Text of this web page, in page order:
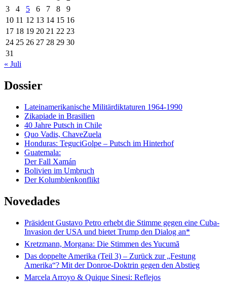
3
4 5 6 7 8
9
10 11 12 13 14 15 16
17 18 19 20 21 22 23
24 25 26 27 28 29 30
31
« Juli
Dossier
Lateinamerikanische Militärdiktaturen 1964-1990
Zikapiade in Brasilien
40 Jahre Putsch in Chile
Quo Vadis, ChaveZuela
Honduras: TeguciGolpe – Putsch im Hinterhof
Guatemala:
Der Fall Xamán
Bolivien im Umbruch
Der Kolumbienkonflikt
Novedades
Präsident Gustavo Petro erhebt die Stimme gegen eine Cuba-
Invasion der USA und bietet Trump den Dialog an*
Kretzmann, Morgana: Die Stimmen des Yucumã
Das doppelte Amerika (Teil 3) – Zurück zur „Festung
Amerika“? Mit der Donroe-Doktrin gegen den Abstieg
Marcela Arroyo & Quique Sinesi: Reflejos